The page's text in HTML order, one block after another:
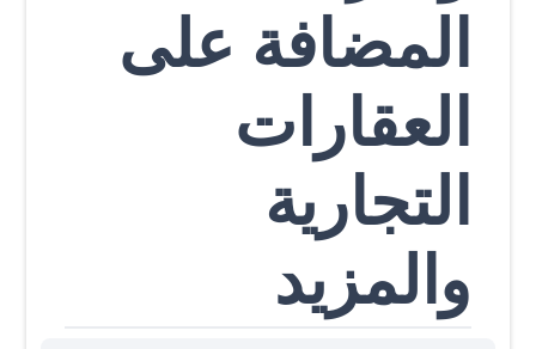
المضافة على
العقارات
التجارية
والمزيد